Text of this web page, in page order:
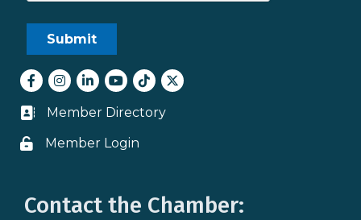
Facebook
Instagram
LinkedInyoutube
tiktokTwitter
Business card icon
Member Directory
Lock icon
Member Login
Contact the Chamber: